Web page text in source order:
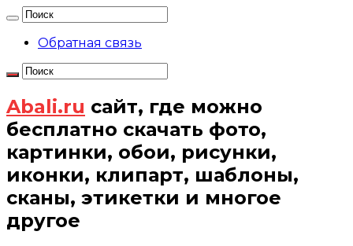
Обратная связь
Abali.ru сайт, где можно
бесплатно скачать фото,
картинки, обои, рисунки,
иконки, клипарт, шаблоны,
сканы, этикетки и многое
другое